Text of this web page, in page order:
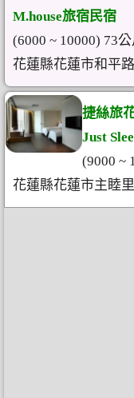
M.house旅宿民宿
(6000 ~ 10000) 73公
花蓮縣花蓮市和平
捷絲旅
Just
(9000 ~
花蓮縣花蓮市主睦